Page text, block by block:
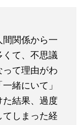
間関係から一
て、不思議
て理由がわ
緒にいて」
た結果、過度
しまった経